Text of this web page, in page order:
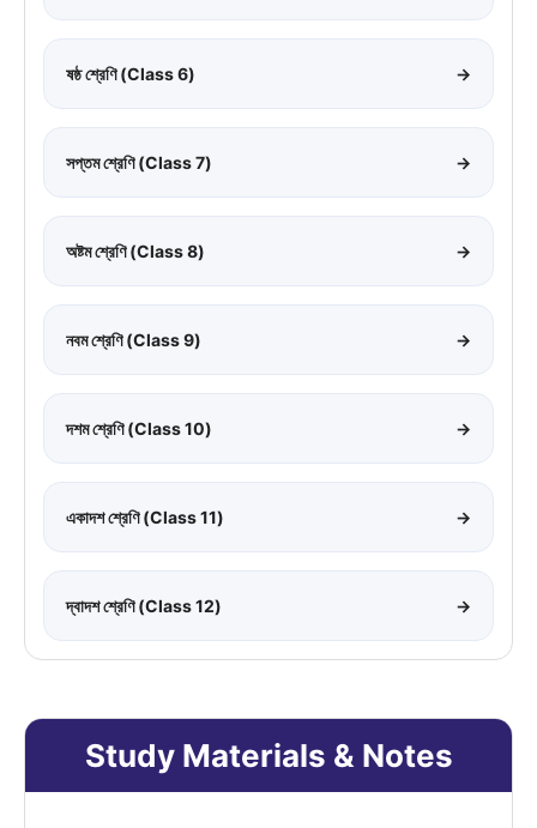
ষষ্ঠ শ্রেণি (Class 6) →
সপ্তম শ্রেণি (Class 7) →
অষ্টম শ্রেণি (Class 8) →
নবম শ্রেণি (Class 9) →
দশম শ্রেণি (Class 10) →
একাদশ শ্রেণি (Class 11) →
দ্বাদশ শ্রেণি (Class 12) →
Study Materials & Notes